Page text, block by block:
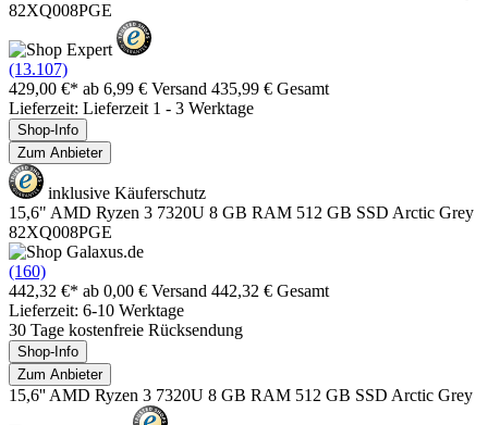
82XQ008PGE
(13.107)
429,00 €* ab 6,99 € Versand 435,99 € Gesamt
Lieferzeit: Lieferzeit 1 - 3 Werktage
Shop-Info
Zum Anbieter
inklusive Käuferschutz
15,6" AMD Ryzen 3 7320U 8 GB RAM 512 GB SSD Arctic Grey
82XQ008PGE
(160)
442,32 €* ab 0,00 € Versand 442,32 € Gesamt
Lieferzeit: 6-10 Werktage
30 Tage kostenfreie Rücksendung
Shop-Info
Zum Anbieter
15,6'' AMD Ryzen 3 7320U 8 GB RAM 512 GB SSD Arctic Grey